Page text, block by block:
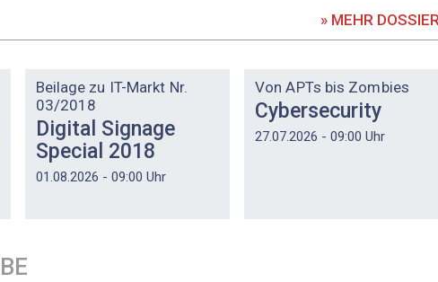
» MEHR
Beilage zu IT-Markt Nr.
03/2018
Digital Signage
Special 2018
01.08.2026 - 09:00 Uhr
Von APTs bis Zombies
Cybersecurity
27.07.2026 - 09:00 Uhr